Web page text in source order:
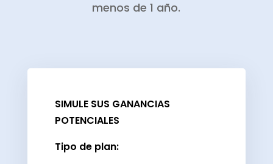
menos de 1 año.
SIMULE SUS GANANCIAS
POTENCIALES
Tipo de plan: